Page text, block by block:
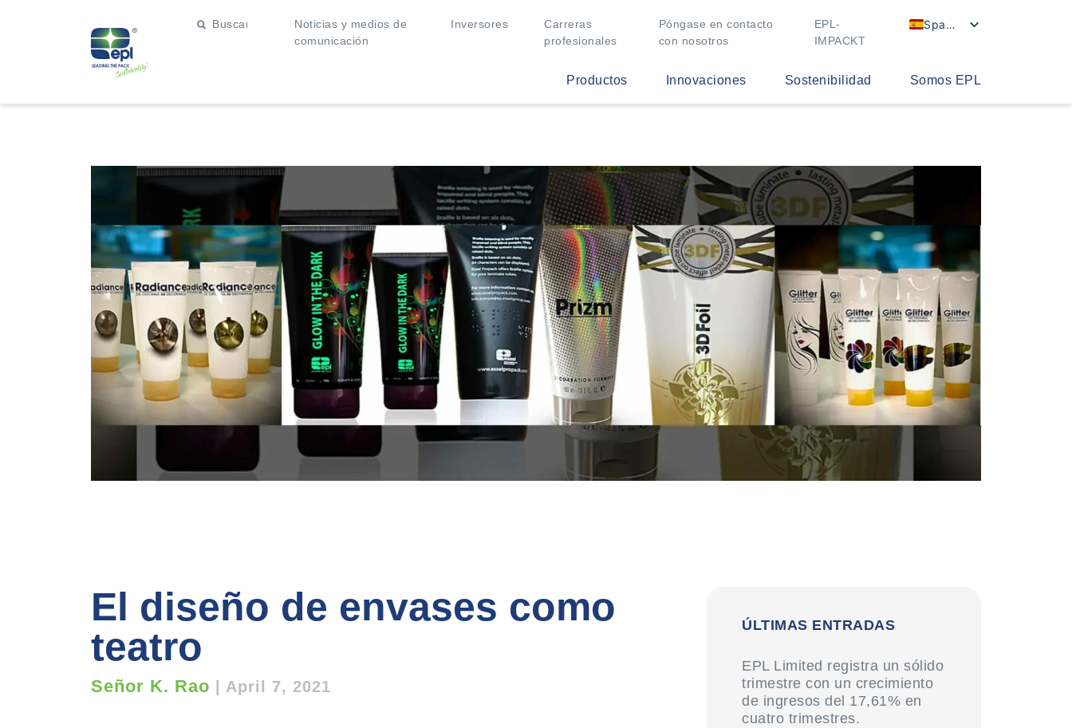
Noticias y medios de
comunicación
Inversores
Carreras
profesionales
Póngase en contacto
con nosotros
EPL-
IMPACKT
Spanish
Productos Innovaciones Sostenibilidad Somos EPL
El diseño de envases como
teatro
Señor K. Rao April 7, 2021
ÚLTIMAS ENTRADAS
EPL Limited registra un sólido
trimestre con un crecimiento
de ingresos del 17,61% en
cuatro trimestres.